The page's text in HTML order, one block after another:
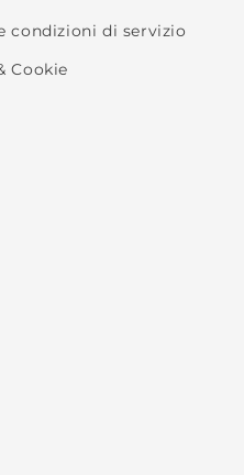
condizioni di servizio
Cookie